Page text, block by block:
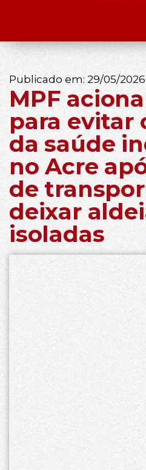
Publicado em: 29/05/2026
MPF
para evitar
da saúde
no Acre
de
deixar
isoladas